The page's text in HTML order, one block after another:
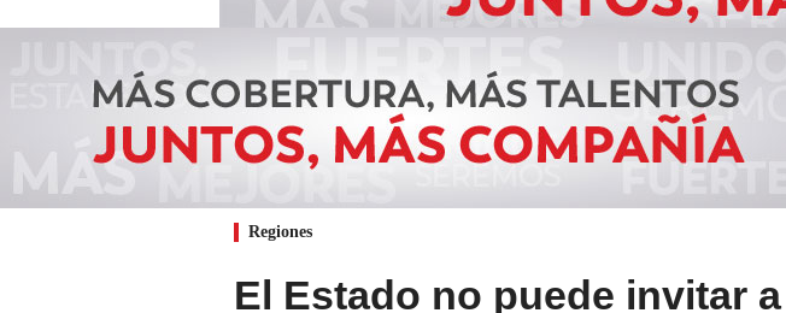
Regiones
El Estado no puede invitar